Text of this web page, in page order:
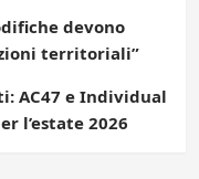
devono
territoriali”
AC47 e Individual
l’estate 2026